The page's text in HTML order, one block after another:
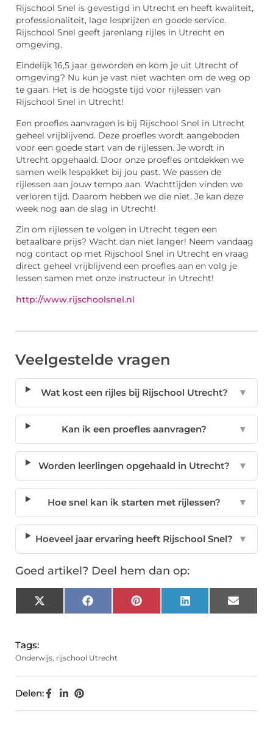
Rijschool Snel is gevestigd in Utrecht en heeft kwaliteit,
professionaliteit, lage lesprijzen en goede service.
Rijschool Snel geeft jarenlang rijles in Utrecht en
omgeving.
Eindelijk 16,5 jaar geworden en kom je uit Utrecht of
omgeving? Nu kun je vast niet wachten om de weg op
te gaan. Het is de hoogste tijd voor rijlessen van
Rijschool Snel in Utrecht!
Een proefles aanvragen is bij Rijschool Snel in Utrecht
geheel vrijblijvend. Deze proefles wordt aangeboden
voor een goede start van de rijlessen. Je wordt in
Utrecht opgehaald. Door onze proefles ontdekken we
samen welk lespakket bij jou past. We passen de
rijlessen aan jouw tempo aan. Wachttijden vinden we
verloren tijd. Daarom hebben we die niet. Je kan deze
week nog aan de slag in Utrecht!
Zin om rijlessen te volgen in Utrecht tegen een
betaalbare prijs? Wacht dan niet langer! Neem vandaag
nog contact op met Rijschool Snel in Utrecht en vraag
direct geheel vrijblijvend een proefles aan en volg je
lessen samen met onze instructeur in Utrecht!
http://www.rijschoolsnel.nl
Veelgestelde vragen
Wat kost een rijles bij Rijschool Utrecht? ▼
Kan ik een proefles aanvragen? ▼
Worden leerlingen opgehaald in Utrecht? ▼
Hoe snel kan ik starten met rijlessen? ▼
Hoeveel jaar ervaring heeft Rijschool Snel? ▼
Goed artikel? Deel hem dan op:
X
(Twitter)
FacebookPinterest LinkedIn Email
Tags:
Onderwijs, rijschool Utrecht
Delen: